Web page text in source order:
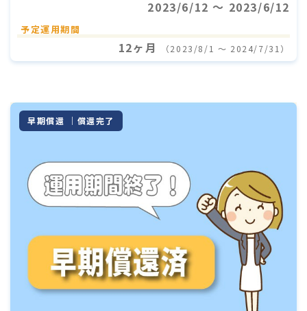
2023/6/12 〜 2023/6/12
予定運用期間
12ヶ月 （2023/8/1 〜 2024/7/31）
早期償還 ｜償還完了